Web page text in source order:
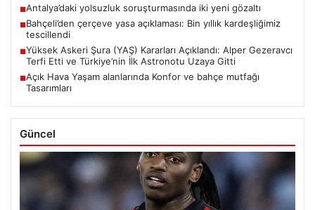
■Antalya’daki yolsuzluk soruşturmasında iki yeni gözaltı
■Bahçeli’den çerçeve yasa açıklaması: Bin yıllık kardeşliğimiz
tescillendi
■Yüksek Askeri Şura (YAŞ) Kararları Açıklandı: Alper Gezeravcı
Terfi Etti ve Türkiye’nin İlk Astronotu Uzaya Gitti
■Açık Hava Yaşam alanlarında Konfor ve bahçe mutfağı
Tasarımları
Güncel